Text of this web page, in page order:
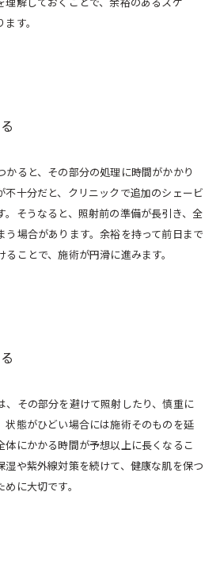
す。
かると、その部分の処理に時間がかかり
不十分だと、クリニックで追加のシェービ
。そうなると、照射前の準備が長引き、全
う場合があります。余裕を持って前日まで
ことで、施術が円滑に進みます。
、その部分を避けて照射したり、慎重に
状態がひどい場合には施術そのものを延
体にかかる時間が予想以上に長くなるこ
湿や紫外線対策を続けて、健康な肌を保つ
に大切です。